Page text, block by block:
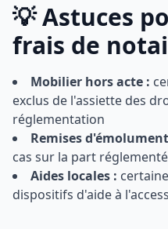
💡 Astuces
frais de
Mobilier hors acte :
exclus de l'assiette des
réglementation
Remises
cas sur la part
Aides locales :
dispositifs d'aide à